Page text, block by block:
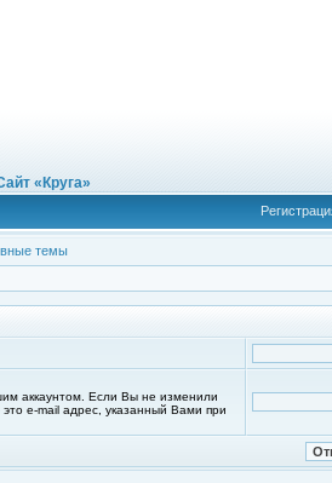
«Круга»
темы
аккаунтом. Если Вы не изменили
это e-mail адрес, указанный Вами при